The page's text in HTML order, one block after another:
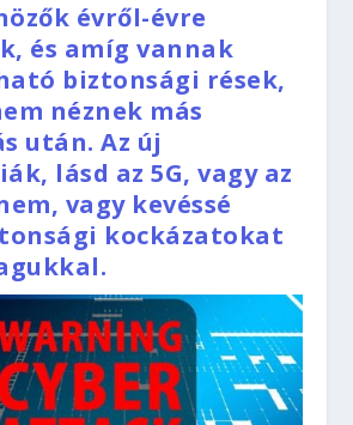
évről-évre
és amíg vannak
biztonsági rések,
néznek más
után. Az új
lásd az 5G, vagy az
vagy kevéssé
kockázatokat